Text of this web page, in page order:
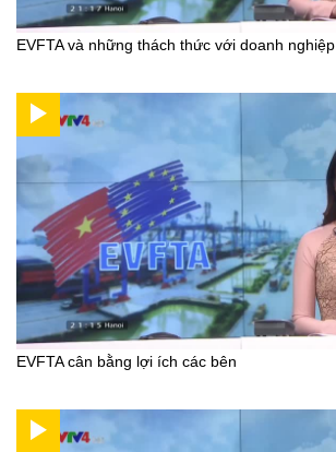
EVFTA và những thách thức với doanh nghiệp
EVFTA cân bằng lợi ích các bên